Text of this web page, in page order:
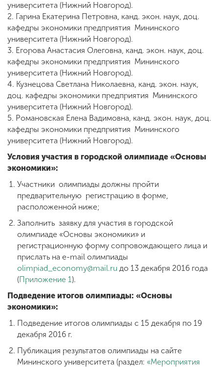
университета (Нижний Новгород).
2. Гарина Екатерина Петровна, канд. экон. наук, доц.
кафедры экономики предприятия Мининского
университета (Нижний Новгород).
3. Егорова Анастасия Олеговна, канд. экон. наук, доц.
кафедры экономики предприятия Мининского
университета (Нижний Новгород).
4. Кузнецова Светлана Николаевна, канд. экон. наук,
доц. кафедры экономики предприятия Мининского
университета (Нижний Новгород).
5. Романовская Елена Вадимовна, канд. экон. наук, доц.
кафедры экономики предприятия Мининского
университета (Нижний Новгород).
Условия участия в городской олимпиаде «Основы
экономики»:
Участники олимпиады должны пройти
предварительную регистрацию в форме,
расположенной ниже;
Заполнить заявку для участия в городской
олимпиаде «Основы экономики» и
регистрационную форму сопровождающего лица и
прислать на e-mail олимпиады
olimpiad_economy@mail.ru до 13 декабря 2016 года
(Приложение 1).
Подведение итогов олимпиады: «Основы
экономики»:
Подведение итогов олимпиады с 15 декабря по 19
декабря 2016 г.
Публикация результатов олимпиады на сайте
Мининского университета (раздел: «Мероприятия